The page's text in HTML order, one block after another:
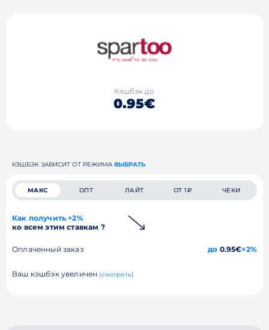
Кэшбэк до
0.95€
КЭШБЭК ЗАВИСИТ ОТ РЕЖИМА ВЫБРАТЬ
МАКС ОПТ ЛАЙТ ОТ 1₽ ЧЕКИ
Как получить +2%
ко всем этим ставкам ?
Оплаченный заказ до 0.95€+2%
Ваш кэшбэк увеличен (смотреть)